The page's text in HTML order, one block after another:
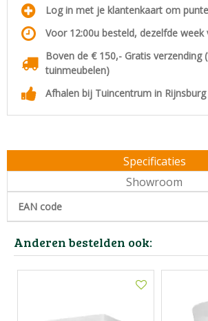
Log in met je klantenkaart om
Voor 12:00u besteld, dezelfde week
Boven de € 150,- Gratis verzending
tuinmeubelen)
Afhalen bij Tuincentrum in
Specificaties
Showroom
EAN code
Anderen bestelden ook: